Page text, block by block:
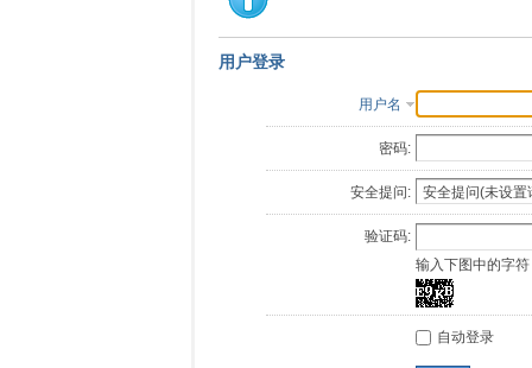
用户登录
用户名
密码:
安全提问:
验证码:
输入下图中的字符
自动登录